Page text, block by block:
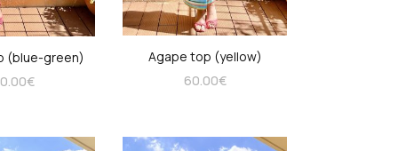
(blue-green)
€
Agape top (yellow)
60.00€